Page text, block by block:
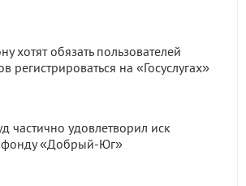
хотят обязать пользователей
регистрироваться на «Госуслугах»
частично удовлетворил иск
фонду «Добрый-Юг»